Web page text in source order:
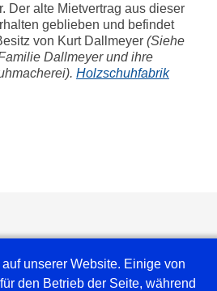
Der alte Mietvertrag aus dieser
geblieben und befindet
von Kurt Dallmeyer (Siehe
Dallmeyer und ihre
Holzschuhfabrik
unserer Website. Einige von
den Betrieb der Seite, während